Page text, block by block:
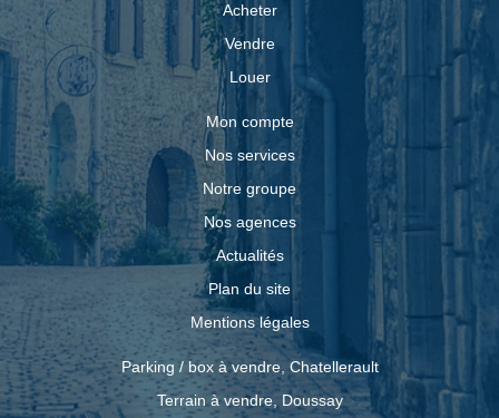
Acheter
Vendre
Louer
Mon compte
Nos services
Notre groupe
Nos agences
Actualités
Plan du site
Mentions légales
Parking / box à vendre, Chatellerault
Terrain à vendre, Doussay